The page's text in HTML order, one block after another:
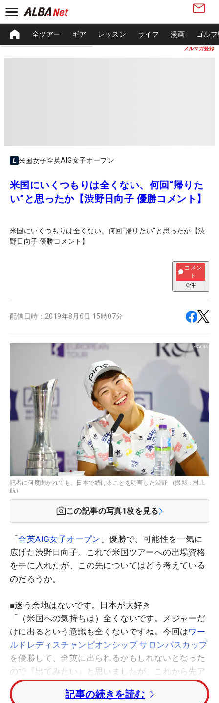
メルマガ登録
全ツアー ギア レッスン ライフ 漫画 ゴル
米国女子全英AIG女子オープン
米国にいくつもりは全くない、何回“帰りた
い”と思ったか【渋野日向子 優勝コメント】
米国にいくつもりは全くない、何回“帰りたい”と思ったか【渋
野日向子 優勝コメント】
コメン
ト
0件
配信日時： 2019年8月6日 15時07分
記者に何度聞かれても、日本で続けることを明言した渋野 （撮影：村上
航）
この記事の写真1枚を見る
「全英AIG女子オープン 」優勝で、可能性を一気に
広げた渋野日向子。これで米国ツアーへの出場資格
を手に入れたが、この先についてはどう考えている
のだろうか。
■迷う余地はないです。日本が大好き
「（米国への気持ちは）全くないです。メジャーだ
けに出るという意識も全くないですね。今回はワー
ルドレディスチャンピオンシップ サロンパスカップ
を優勝して、全英に出られるかもしれないとなった
ので『出てみたい』と思いましたが、これから先ア
メリカで戦うということを考えると、やっていけな
いなと思います。移動もそうですし、英語も話せな
記事の続きを読む